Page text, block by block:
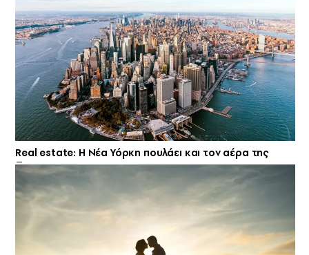
Real estate: H Νέα Υόρκη πουλάει και τον αέρα της